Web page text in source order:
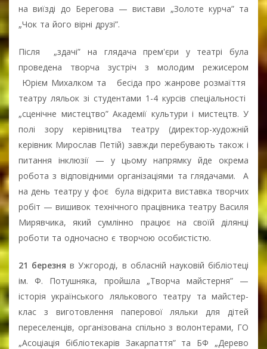
на виїзді до Берегова — вистави „Золоте курча” та
„Чок та його вірні друзі”.
Після „здачі” на глядача прем'єри у театрі була
проведена творча зустріч з молодим режисером
Юрієм Михалком та бесіда про жанрове розмаїття
театру ляльок зі студентами 1-4 курсів спеціальності
„сценічне мистецтво” Академії культури і мистецтв. У
полі зору керівництва театру (директор-художній
керівник Мирослав Петій) завжди перебувають також і
питання інклюзії — у цьому напрямку йде окрема
робота з відповідними організаціями та глядачами. А
на день театру у фоє була відкрита виставка творчих
робіт — вишивок технічного працівника театру Василя
Мирявчика, який сумлінно працює на своїй ділянці
роботи та одночасно є творчою особистістю.
21 березня в Ужгороді, в обласній науковій бібліотеці
ім. Ф. Потушняка, пройшла „Творча майстерня” —
історія українського лялькового театру та майстер-
клас з виготовлення паперової ляльки для дітей
переселенців, організована спільно з волонтерами, ГО
„Асоціація бібліотекарів Закарпаття” та БФ „Дерево